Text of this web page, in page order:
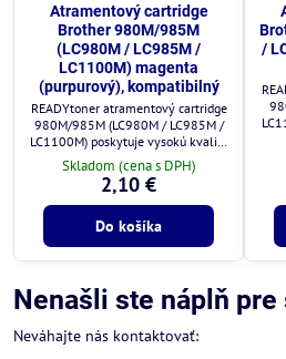
Atramentový cartridge
Brother 980M/985M
(LC980M / LC985M /
LC1100M) magenta
(purpurový), kompatibilný
READYtoner atramentový cartridge
980M/985M (LC980M / LC985M /
LC1100M) poskytuje vysokú kvalitu
tlače a plnú kompatibilitu s
tlačiarňami Brother.
Skladom (cena s DPH)
2,10 €
Do košíka
/
Nenašli ste náplň
Neváhajte nás kontaktovať: